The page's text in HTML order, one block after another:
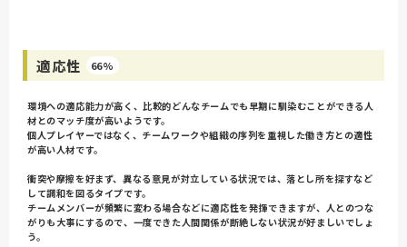
適応性 66%
環境への適応能力が高く、比較的どんなチームでも早期に馴染むことができる人
材とのマッチ度が高いようです。
個人プレイヤーではなく、チームワークや組織の序列を重視した働き方との適性
が高い人材です。
衝突や摩擦を好まず、異なる意見が対立している状況では、落とし所を探すなど
して調和を図るタイプです。
チームメンバーが頻繁に変わる場合などに適応性を発揮できますが、人とのつな
がりも大事にするので、一度できた人間関係が断絶しない状況が好ましいでしょ
う。